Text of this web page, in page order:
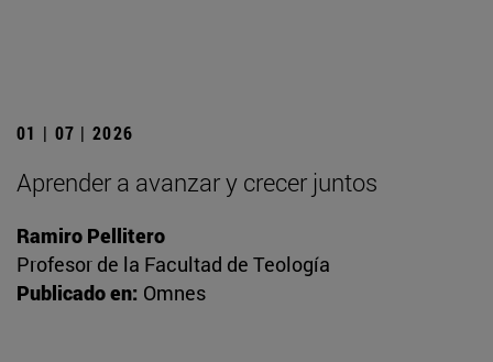
01 | 07 | 2026
Aprender a avanzar y crecer juntos
Ramiro Pellitero
Profesor de la Facultad de Teología
Publicado en: Omnes